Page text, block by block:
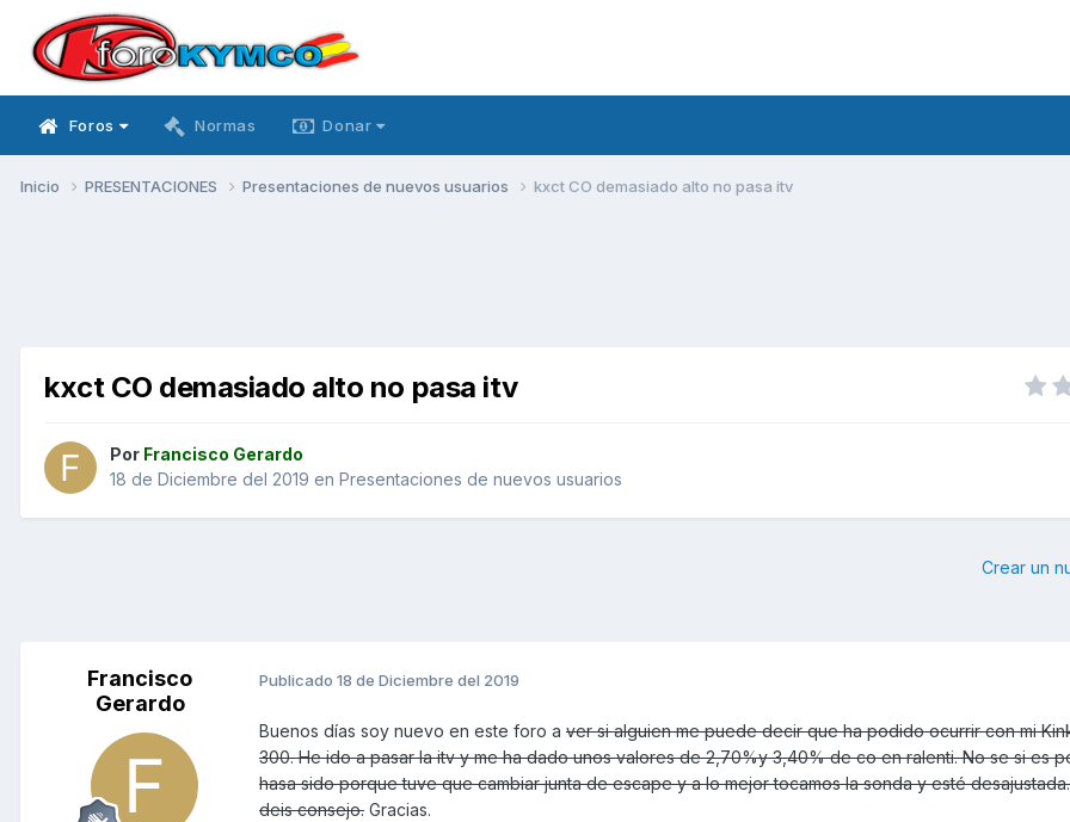
Foros Normas Donar
Inicio PRESENTACIONES Presentaciones de nuevos usuarios kxct CO demasiado alto no pasa itv
kxct CO demasiado alto no pasa itv
Por Francisco Gerardo
18 de Diciembre del 2019 en Presentaciones de nuevos usuarios
Crear un
Francisco
Gerardo
Publicado 18 de Diciembre del 2019
Buenos días soy nuevo en este foro a ver si alguien me puede decir que ha podido ocurrir con mi
300. He ido a pasar la itv y me ha dado unos valores de 2,70%y 3,40% de co en ralenti. No se si es
hasa sido porque tuve que cambiar junta de escape y a lo mejor tocamos la sonda y esté
deis consejo. Gracias.